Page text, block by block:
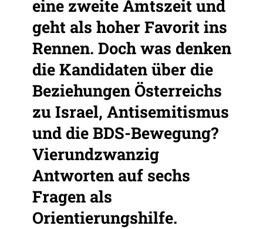
eine zweite Amtszeit und
geht als hoher Favorit ins
Rennen. Doch was denken
die Kandidaten über die
Beziehungen Österreichs
zu Israel, Antisemitismus
und die BDS-Bewegung?
Vierundzwanzig
Antworten auf sechs
Fragen als
Orientierungshilfe.